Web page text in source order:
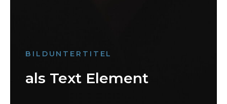
BILDUNTERTITEL
als Text Element